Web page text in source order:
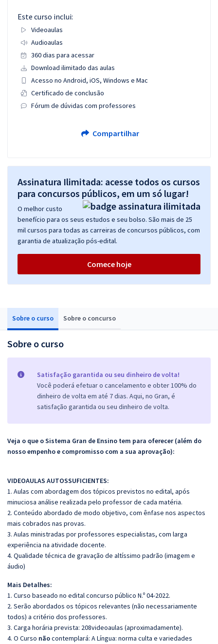
Sobre o curso Sobre o concurso
Sobre o curso
Satisfação garantida ou seu dinheiro de volta!
Você poderá efetuar o cancelamento e obter 100% do
dinheiro de volta em até 7 dias. Aqui, no Gran, é
satisfação garantida ou seu dinheiro de volta.
Veja o que o Sistema Gran de Ensino tem para oferecer (além do
nosso empenho e compromisso com a sua aprovação):
VIDEOAULAS AUTOSSUFICIENTES:
1. Aulas com abordagem dos tópicos previstos no edital, após
minuciosa análise realizada pelo professor de cada matéria.
2. Conteúdo abordado de modo objetivo, com ênfase nos aspectos
mais cobrados nas provas.
3. Aulas ministradas por professores especialistas, com larga
experiência na atividade docente.
4. Qualidade técnica de gravação de altíssimo padrão (imagem e
áudio)
Mais Detalhes:
1. Curso baseado no edital concurso público N.º 04-2022.
2. Serão abordados os tópicos relevantes (não necessariamente
todos) a critério dos professores.
3. Carga horária prevista: 208videoaulas (aproximadamente).
4. O Curso nãocontemplará: A Língua: norma culta e variedades
Este curso inclui:
Videoaulas
Audioaulas
360 dias para acessar
Download ilimitado das aulas
Acesso no Android, iOS, Windows e Mac
Certificado de conclusão
Fórum de dúvidas com professores
Compartilhar
Assinatura Ilimitada: acesse todos os cursos
para concursos públicos, em um só lugar!
O melhor custo
benefício para os seus estudos e seu bolso. São mais de 25
mil cursos para todas as carreiras de concursos públicos, com
garantia de atualização pós-edital.
Comece hoje